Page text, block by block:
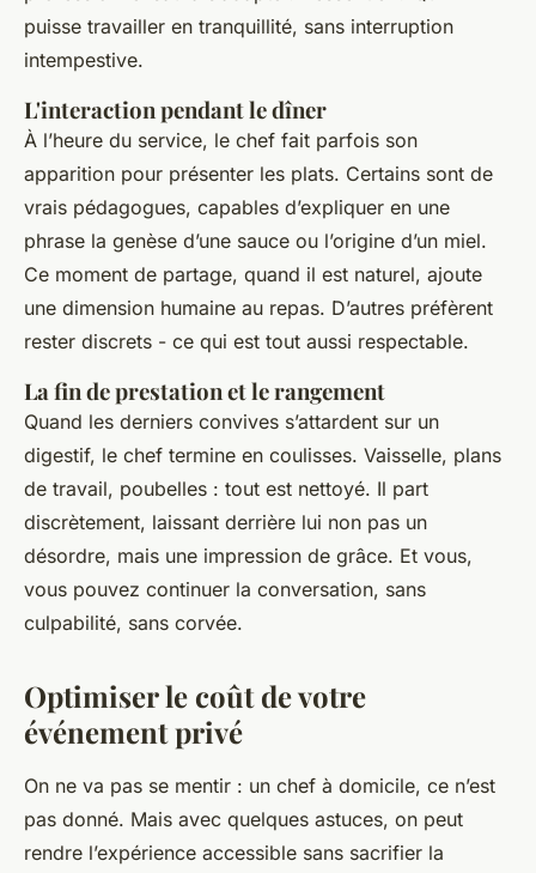
puisse travailler en tranquillité, sans interruption
intempestive.
L'interaction pendant le dîner
À l’heure du service, le chef fait parfois son
apparition pour présenter les plats. Certains sont de
vrais pédagogues, capables d’expliquer en une
phrase la genèse d’une sauce ou l’origine d’un miel.
Ce moment de partage, quand il est naturel, ajoute
une dimension humaine au repas. D’autres préfèrent
rester discrets - ce qui est tout aussi respectable.
La fin de prestation et le rangement
Quand les derniers convives s’attardent sur un
digestif, le chef termine en coulisses. Vaisselle, plans
de travail, poubelles : tout est nettoyé. Il part
discrètement, laissant derrière lui non pas un
désordre, mais une impression de grâce. Et vous,
vous pouvez continuer la conversation, sans
culpabilité, sans corvée.
Optimiser le coût de votre
événement privé
On ne va pas se mentir : un chef à domicile, ce n’est
pas donné. Mais avec quelques astuces, on peut
rendre l’expérience accessible sans sacrifier la